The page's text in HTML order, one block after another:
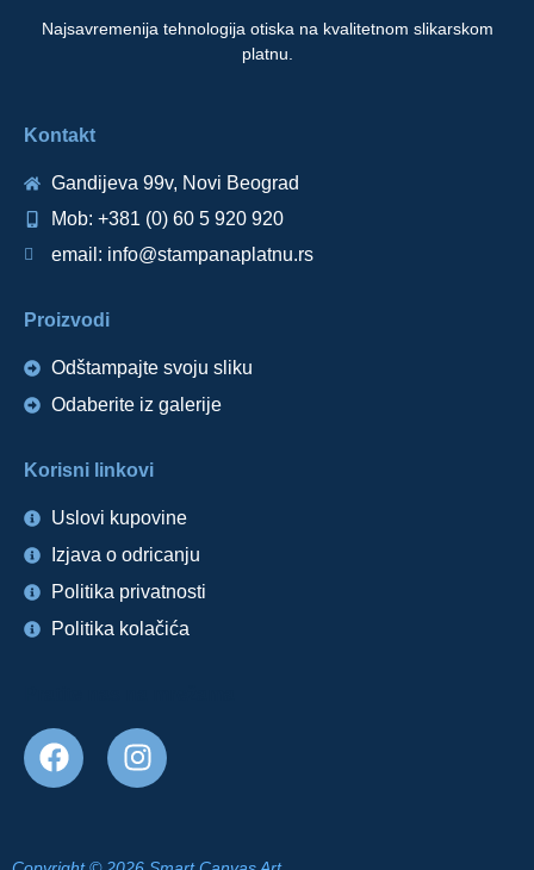
Najsavremenija tehnologija otiska na kvalitetnom slikarskom
platnu.
Kontakt
Gandijeva 99v, Novi Beograd
Mob: +381 (0) 60 5 920 920
email: info@stampanaplatnu.rs
Proizvodi
Odštampajte svoju sliku
Odaberite iz galerije
Korisni linkovi
Uslovi kupovine
Izjava o odricanju
Politika privatnosti
Politika kolačića